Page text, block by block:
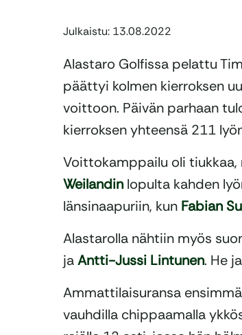
Julkaistu: 13.08.2022
Alastaro Golfissa pelattu
päättyi kolmen kierroksen
voittoon. Päivän parhaan
kierroksen yhteensä 211
Voittokamppailu oli
Weilandinlopulta kahden
länsinaapuriin, kun Fabian
Alastarolla nähtiin myös
jaAntti-Jussi Lintunen. He
Ammattilaisuransa
vauhdilla chippaamalla